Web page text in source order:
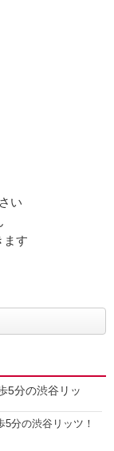
い
ます
5分の渋谷リッ
5分の渋谷リッツ！